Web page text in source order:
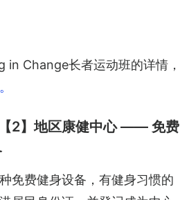
in Change长者运动班的详情，
2】地区康健中心 —— 免费
免费健身设备，有健身习惯的